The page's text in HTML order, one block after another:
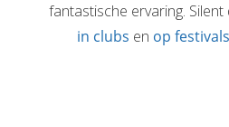
fantastische ervaring. Silent
in clubs en op festivals